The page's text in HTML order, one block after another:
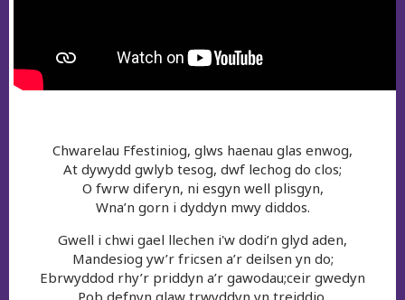
Chwarelau Ffestiniog, glws haenau glas enwog,
At dywydd gwlyb tesog, dwf lechog do clos;
O fwrw diferyn, ni esgyn well plisgyn,
Wna’n gorn i dyddyn mwy diddos.
Gwell i chwi gael llechen i'w dodi’n glyd aden,
Mandesiog yw’r fricsen a’r deilsen yn do;
Ebrwyddod rhy’r priddyn a’r gawodau;ceir gwedyn
Pob defnyn glaw trwyddyn yn treiddio.